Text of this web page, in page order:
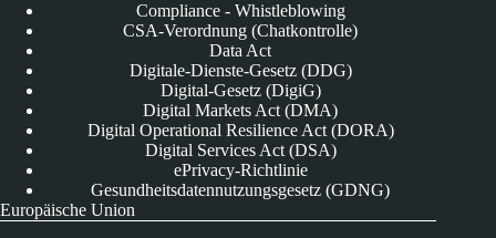
Compliance - Whistleblowing
CSA-Verordnung (Chatkontrolle)
Data Act
Digitale-Dienste-Gesetz (DDG)
Digital-Gesetz (DigiG)
Digital Markets Act (DMA)
Digital Operational Resilience Act (DORA)
Digital Services Act (DSA)
ePrivacy-Richtlinie
Gesundheitsdatennutzungsgesetz (GDNG)
Europäische Union